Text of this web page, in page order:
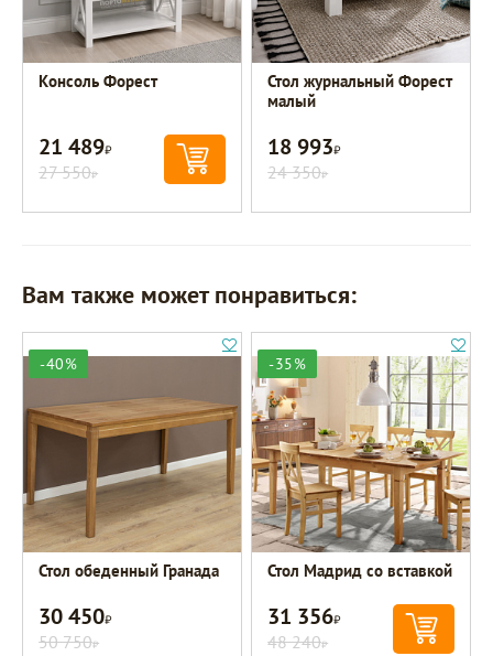
Консоль Форест
21 489Р
27 550Р
Стол журнальный Форест
малый
18 993Р
24 350Р
Вам также может понравиться:
-40%
Стол обеденный Гранада
30 450Р
50 750Р
-35%
Стол Мадрид со вставкой
31 356Р
48 240Р